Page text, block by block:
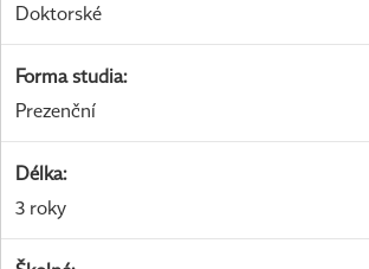
Doktorské
Forma studia:
Prezenční
Délka:
3 roky